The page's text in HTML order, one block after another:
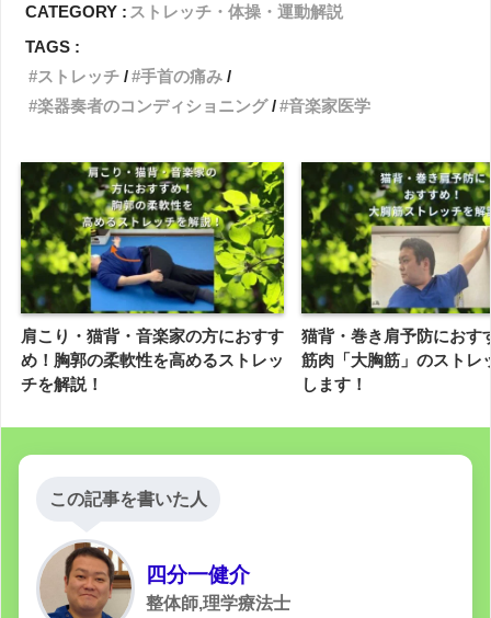
CATEGORY : ストレッチ・体操・運動解説
TAGS :
ストレッチ
手首の痛み
楽器奏者のコンディショニング
音楽家医学
肩こり・猫背・音楽家の方におすす
め！胸郭の柔軟性を高めるストレッ
チを解説！
猫背・巻き肩予防におす
筋肉「大胸筋」のストレ
します！
この記事を書いた人
四分一健介
整体師,理学療法士